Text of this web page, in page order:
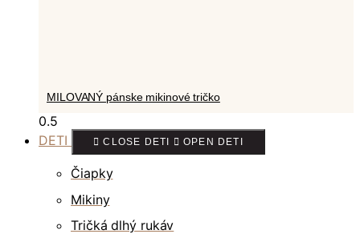
MILOVANÝ pánske mikinové tričko
DETI CLOSE DETI OPEN DETI
Čiapky
Mikiny
Tričká dlhý rukáv